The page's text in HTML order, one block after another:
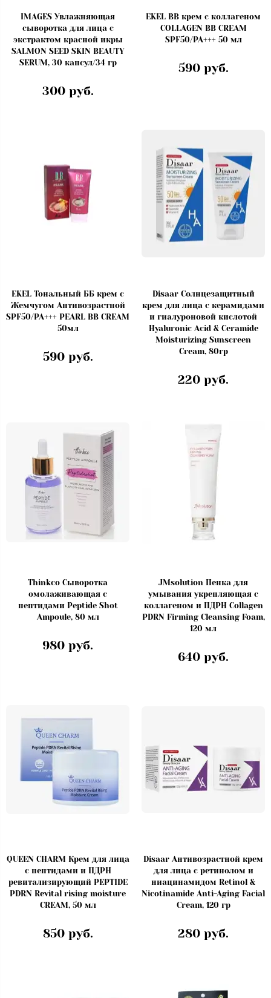
IMAGES Увлажняющая
сыворотка для лица с
экстрактом красной икры
SALMON SEED SKIN BEAUTY
SERUM, 30 капсул/34 гр
300 руб.
EKEL BB крем с коллагеном
COLLAGEN BB CREAM
SPF50/PA+++ 50 мл
590 руб.
EKEL Тональный ББ крем с
Жемчугом Антивозрастной
SPF50/PA+++ PEARL BB CREAM
50мл
590 руб.
Disaar Солнцезащитный
крем для лица с керамидами
и гиалуроновой кислотой
Hyaluronic Acid & Ceramide
Moisturizing Sunscreen
Cream, 80гр
220 руб.
Thinkco Сыворотка
омолаживающая с
пептидами Peptide Shot
Ampoule, 80 мл
980 руб.
JMsolution Пенка для
умывания укрепляющая с
коллагеном и ПДРН Collagen
PDRN Firming Cleansing Foam,
120 мл
640 руб.
QUEEN CHARM Крем для лица
с пептидами и ПДРН
ревитализирующий PEPTIDE
PDRN Revital rising moisture
CREAM, 50 мл
850 руб.
Disaar Антивозрастной крем
для лица с ретинолом и
ниацинамидом Retinol &
Nicotinamide Anti-Aging Facial
Cream, 120 гр
280 руб.